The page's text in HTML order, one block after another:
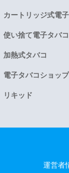
カートリッジ式電
使い捨て電子タバコ
加熱式タバコ
電子タバコショップ
リキッド
運営者